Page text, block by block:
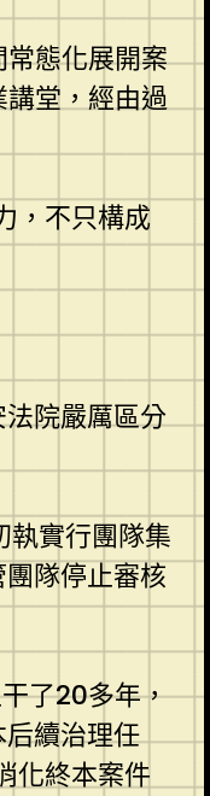
態化展開案
講堂，經由過
，不只構成
院嚴厲區分
執實行團隊集
隊停止審核
了20多年，
續治理任
化終本案件